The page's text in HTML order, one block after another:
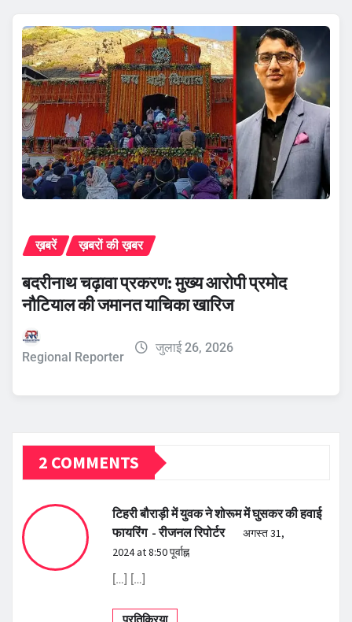
ख़बरें ख़बरों की ख़बर
बदरीनाथ चढ़ावा प्रकरण: मुख्य आरोपी प्रमोद
नौटियाल की जमानत याचिका खारिज
Regional Reporter
जुलाई 26, 2026
2 COMMENTS
टिहरी बौराड़ी में युवक ने शोरूम में घुसकर की हवाई
फायरिंग - रीजनल रिपोर्टर
अगस्त 31,
2024 at 8:50 पूर्वाह्न
[…] […]